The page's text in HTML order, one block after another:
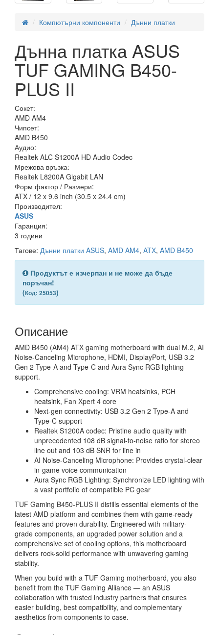
Компютърни компоненти Дънни платки
Дънна платка ASUS
TUF GAMING B450-
PLUS II
Сокет:
AMD AM4
Чипсет:
AMD B450
Аудио:
Realtek ALC S1200A HD Audio Codec
Мрежова връзка:
Realtek L8200A Gigabit LAN
Форм фактор / Размери:
ATX / 12 x 9.6 inch (30.5 x 24.4 cm)
Производител:
ASUS
Гаранция:
3 години
Тагове: Дънни платки ASUS, AMD AM4, ATX, AMD B450
Продуктът е изчерпан и не може да бъде
поръчан!
(Код: 25053)
Описание
AMD B450 (AM4) ATX gaming motherboard with dual M.2, AI
Noise-Canceling Microphone, HDMI, DisplayPort, USB 3.2
Gen 2 Type-A and Type-C and Aura Sync RGB lighting
support.
Comprehensive cooling: VRM heatsinks, PCH
heatsink, Fan Xpert 4 core
Next-gen connectivity: USB 3.2 Gen 2 Type-A and
Type-C support
Realtek S1200A codec: Pristine audio quality with
unprecedented 108 dB signal-to-noise ratio for stereo
line out and 103 dB SNR for line in
AI Noise-Canceling Microphone: Provides crystal-clear
in-game voice communication
Aura Sync RGB Lighting: Synchronize LED lighting with
a vast portfolio of compatible PC gear
TUF Gaming B450-PLUS II distills essential elements of the
latest AMD platform and combines them with game-ready
features and proven durability. Engineered with military-
grade components, an upgraded power solution and a
comprehensive set of cooling options, this motherboard
delivers rock-solid performance with unwavering gaming
stability.
When you build with a TUF Gaming motherboard, you also
benefit from the TUF Gaming Alliance — an ASUS
collaboration with trusted industry partners that ensures
easier building, best compatibility, and complementary
aesthetics from components to case.